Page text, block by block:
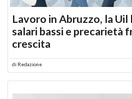
Lavoro in Abruzzo, la Uil
salari bassi e precarietà
crescita
di Redazione